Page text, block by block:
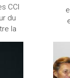
CCI
du
la